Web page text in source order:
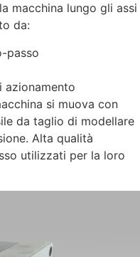
macchina lungo gli assi
da:
passo
si muova con
da taglio di modellare
Alta qualità
utilizzati per la loro